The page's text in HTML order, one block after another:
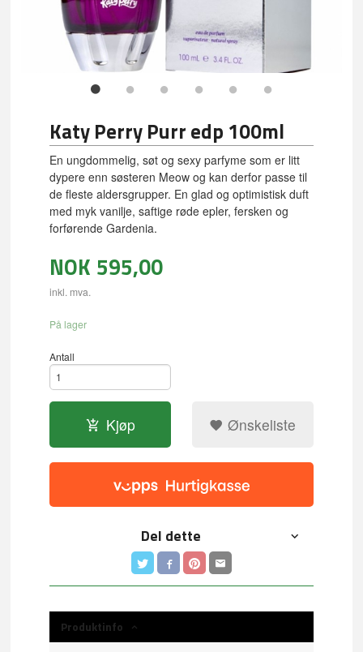
Katy Perry Purr edp 100ml
En ungdommelig, søt og sexy parfyme som er litt
dypere enn søsteren Meow og kan derfor passe til
de fleste aldersgrupper. En glad og optimistisk duft
med myk vanilje, saftige røde epler, fersken og
forførende Gardenia.
NOK 595,00
inkl. mva.
På lager
Antall
Kjøp Ønskeliste
Del dette
Produktinfo